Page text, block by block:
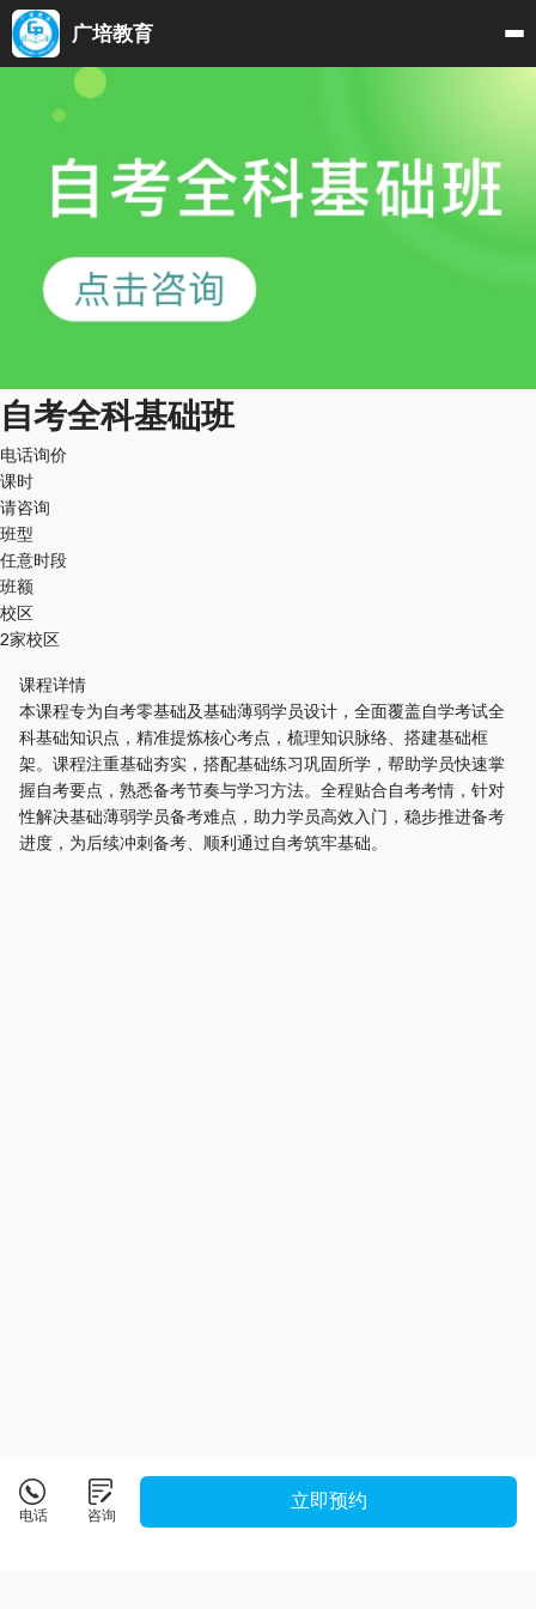
广培教育
自考全科基础班
电话询价
课时
请咨询
班型
任意时段
班额
校区
2家校区
课程详情
本课程专为自考零基础及基础薄弱学员设计，全面覆盖自学考试全
科基础知识点，精准提炼核心考点，梳理知识脉络、搭建基础框
架。课程注重基础夯实，搭配基础练习巩固所学，帮助学员快速掌
握自考要点，熟悉备考节奏与学习方法。全程贴合自考考情，针对
性解决基础薄弱学员备考难点，助力学员高效入门，稳步推进备考
进度，为后续冲刺备考、顺利通过自考筑牢基础。
电话 咨询
立即预约